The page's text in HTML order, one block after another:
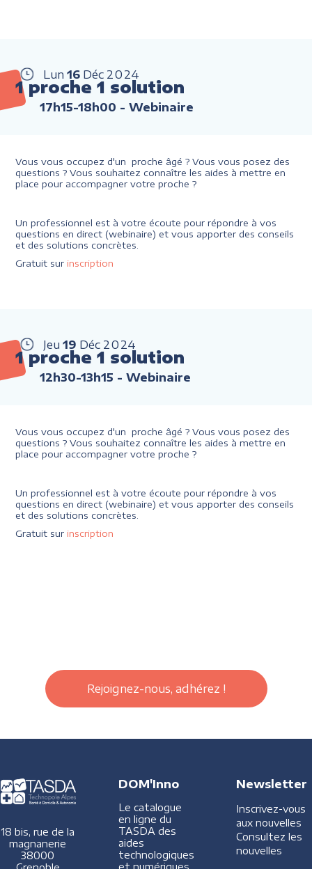
Lun 16 Déc 2024
1 proche 1 solution
17h15-18h00 - Webinaire
Vous vous occupez d'un proche âgé ? Vous vous posez des
questions ? Vous souhaitez connaître les aides à mettre en
place pour accompagner votre proche ?
Un professionnel est à votre écoute pour répondre à vos
questions en direct (webinaire) et vous apporter des conseils
et des solutions concrètes.
Gratuit sur inscription
Jeu 19 Déc 2024
1 proche 1 solution
12h30-13h15 - Webinaire
Vous vous occupez d'un proche âgé ? Vous vous posez des
questions ? Vous souhaitez connaître les aides à mettre en
place pour accompagner votre proche ?
Un professionnel est à votre écoute pour répondre à vos
questions en direct (webinaire) et vous apporter des conseils
et des solutions concrètes.
Gratuit sur inscription
Rejoignez-nous, adhérez !
18 bis, rue de la
magnanerie
38000
DOM'Inno
Le catalogue
en ligne du
TASDA des
aides
technologiques
Newsletter
Inscrivez-vous
aux nouvelles
Consultez les
nouvelles